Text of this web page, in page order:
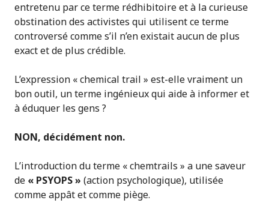
entretenu par ce terme rédhibitoire et à la curieuse
obstination des activistes qui utilisent ce terme
controversé comme s’il n’en existait aucun de plus
exact et de plus crédible.
L’expression « chemical trail » est-elle vraiment un
bon outil, un terme ingénieux qui aide à informer et
à éduquer les gens ?
NON, décidément non.
L’introduction du terme « chemtrails » a une saveur
de « PSYOPS » (action psychologique), utilisée
comme appât et comme piège.